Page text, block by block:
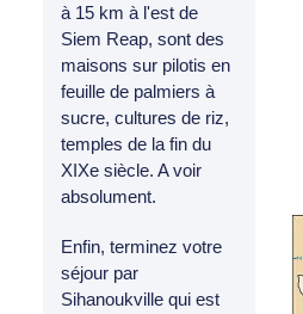
à 15 km à l'est de
Siem Reap, sont des
maisons sur pilotis en
feuille de palmiers à
sucre, cultures de riz,
temples de la fin du
XIXe siècle. A voir
absolument.
Enfin, terminez votre
séjour par
Sihanoukville qui est